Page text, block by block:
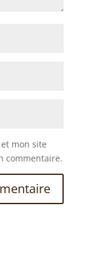
mon site
commentaire.